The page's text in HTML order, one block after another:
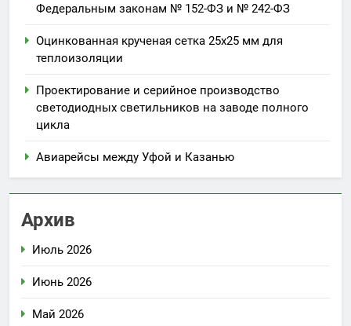
Федеральным законам № 152-ФЗ и № 242-ФЗ
Оцинкованная крученая сетка 25х25 мм для
теплоизоляции
Проектирование и серийное производство
светодиодных светильников на заводе полного
цикла
Авиарейсы между Уфой и Казанью
Архив
Июль 2026
Июнь 2026
Май 2026